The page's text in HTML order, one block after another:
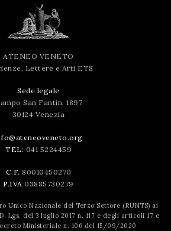
ATENEO VENETO
Lettere e Arti ETS
Sede legale
San Fantin, 1897
30124 Venezia
TEL: 041 5224459
C.F. 80010450270
P.IVA 03885730279
Unico Nazionale del Terzo Settore (RUNTS) ai
Lgs. del 3 luglio 2017 n. 117 e degli articoli 17 e
Ministeriale n. 106 del 15/09/2020